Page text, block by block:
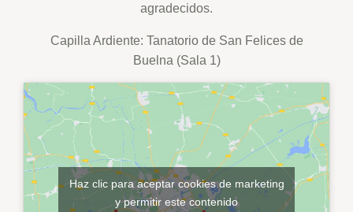
agradecidos.
Capilla Ardiente: Tanatorio de San Felices de
Buelna (Sala 1)
Haz clic para aceptar cookies de marketing
y permitir este contenido